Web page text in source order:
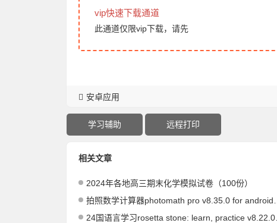
vip快速下载通道
此通道仅限vip下载，请先
安卓应用
学习辅助 远程打印
相关文章
2024年各地高三期末化学模拟试卷（100份）
拍照数学计算器photomath pro v8.35.0 for android专业版
24国语言学习rosetta stone: learn, practice v8.22.0高级版